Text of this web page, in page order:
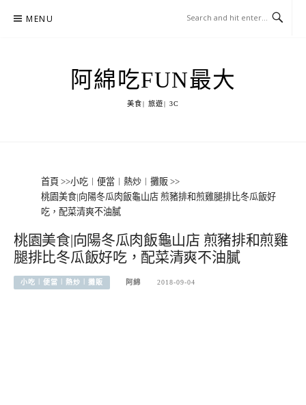
MENU
阿綿吃FUN最大
美食| 旅遊| 3C
首頁 >>小吃︱便當︱熱炒︱攤販 >>
桃園美食|向陽冬瓜肉飯龜山店 煎豬排和煎雞腿排比冬瓜飯好
吃，配菜清爽不油膩
桃園美食|向陽冬瓜肉飯龜山店 煎豬排和煎雞
腿排比冬瓜飯好吃，配菜清爽不油膩
小吃︱便當︱熱炒︱攤販 阿綿 2018-09-04